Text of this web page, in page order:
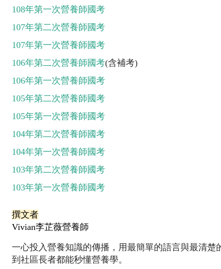
108年第一次營養師國考
107年第二次營養師國考
107年第一次營養師國考
106年第二次營養師國考(含補考)
106年第一次營養師國考
105年第二次營養師國考
105年第一次營養師國考
104年第二次營養師國考
104年第一次營養師國考
103年第二次營養師國考
103年第一次營養師國考
撰文者
Vivian李芷薇營養師
一心投入營養知識的傳播，用最簡單的語言與最清楚
到社區長者都能秒懂營養學。